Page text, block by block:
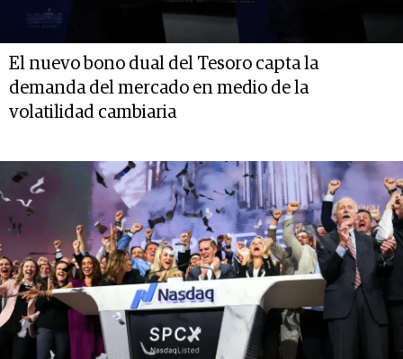
El nuevo bono dual del Tesoro capta la
demanda del mercado en medio de la
volatilidad cambiaria